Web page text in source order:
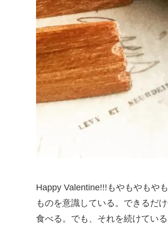
Happy Valentine!!!もやもやもや
ものを意識している。できるだ
食べる。でも、それを続けてい